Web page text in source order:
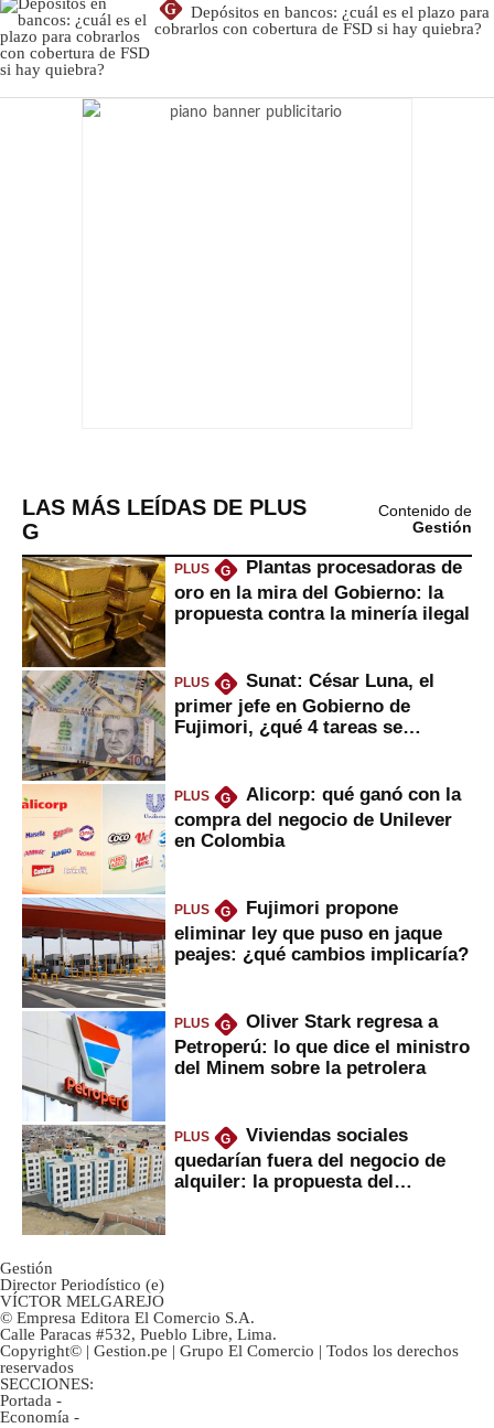
G
Depósitos en bancos: ¿cuál es el plazo para
cobrarlos con cobertura de FSD si hay quiebra?
LAS MÁS LEÍDAS DE PLUS
G
Contenido de
Gestión
PLUS G
Plantas procesadoras de
oro en la mira del Gobierno: la
propuesta contra la minería ilegal
PLUS G
Sunat: César Luna, el
primer jefe en Gobierno de
Fujimori, ¿qué 4 tareas se
PLUS G
Alicorp: qué ganó con la
compra del negocio de Unilever
en Colombia
PLUS G
Fujimori propone
eliminar ley que puso en jaque
peajes: ¿qué cambios implicaría?
PLUS G
Oliver Stark regresa a
Petroperú: lo que dice el ministro
del Minem sobre la petrolera
PLUS G
Viviendas sociales
quedarían fuera del negocio de
alquiler: la propuesta del
Gestión
Director Periodístico (e)
VÍCTOR MELGAREJO
© Empresa Editora El Comercio S.A.
Calle Paracas #532, Pueblo Libre, Lima.
Copyright© | Gestion.pe | Grupo El Comercio | Todos los derechos
reservados
SECCIONES:
Portada -
Economía -